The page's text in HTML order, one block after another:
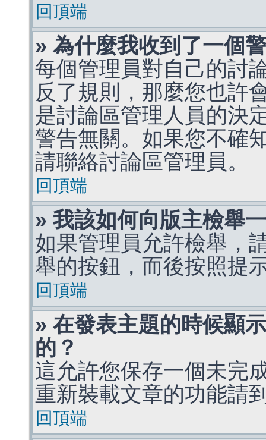
回頂端
» 為什麼我收到了一個
每個管理員對自己的討
反了規則，那麼您也許
是討論區管理人員的決
警告無關。如果您不確
請聯絡討論區管理員。
回頂端
» 我該如何向版主檢舉
如果管理員允許檢舉，
舉的按鈕，而後按照提
回頂端
» 在發表主題的時候顯
的？
這允許您保存一個未完
重新裝載文章的功能請
回頂端